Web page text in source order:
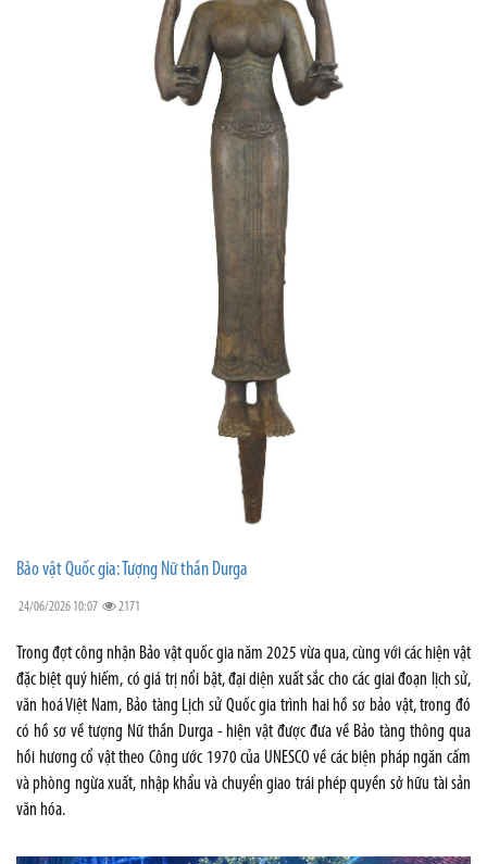
Bảo vật Quốc gia: Tượng Nữ thần Durga
24/06/2026 10:07 2171
Trong đợt công nhận Bảo vật quốc gia năm 2025 vừa qua, cùng với các hiện vật
đặc biệt quý hiếm, có giá trị nổi bật, đại diện xuất sắc cho các giai đoạn lịch sử,
văn hoá Việt Nam, Bảo tàng Lịch sử Quốc gia trình hai hồ sơ bảo vật, trong đó
có hồ sơ về tượng Nữ thần Durga - hiện vật được đưa về Bảo tàng thông qua
hồi hương cổ vật theo Công ước 1970 của UNESCO về các biện pháp ngăn cấm
và phòng ngừa xuất, nhập khẩu và chuyển giao trái phép quyền sở hữu tài sản
văn hóa.